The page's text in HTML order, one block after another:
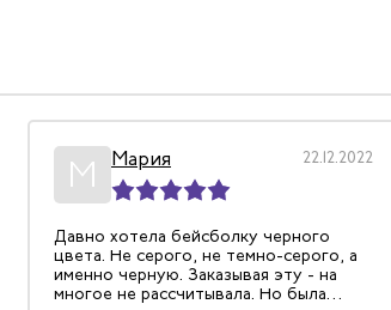
М Мария 22.12.2022
Давно хотела бейсболку черного
цвета. Не серого, не темно-серого, а
именно черную. Заказывая эту - на
многое не рассчитывала. Но была